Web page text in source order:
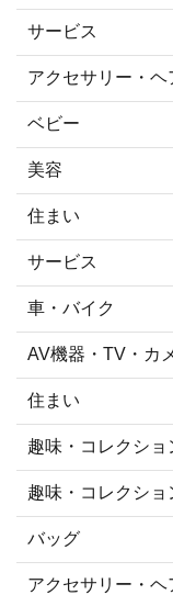
サービス
アクセサリー・
ベビー
美容
住まい
サービス
車・バイク
AV機器・TV・カ
住まい
趣味・コレクショ
趣味・コレクショ
バッグ
アクセサリー・